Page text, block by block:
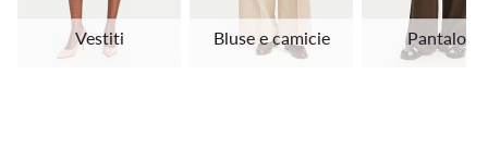
Vestiti Bluse e camicie Pantaloni